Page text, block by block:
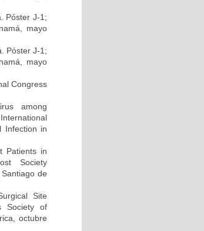
Póster J-1;
mayo
Póster J-1;
mayo
Congress
among
Infection in
Patients in
Society
de
Site
Society of
octubre